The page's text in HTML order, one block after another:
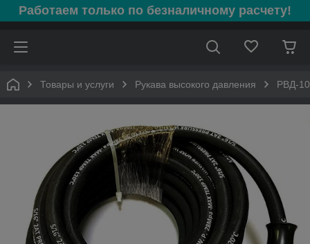
Работаем только по безналичному расчету!
Товары и услуги Рукава высокого давления РВД-